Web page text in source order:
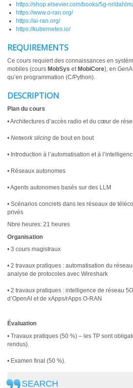
https://shop.elsevier.com/books/5g-nr/
https://www.o-ran.org/
https://ai-ran.org/
https://kubernetes.io/
REQUIREMENTS
Ce cours requiert des connaissances en
mobiles (cours MobSys et MobiCore), en
qu’en programmation (C/Python).
DESCRIPTION
Plan du cours
• Architectures d’accès radio et du cœur de
• Network slicing de bout en bout
• Introduction à l’automatisation et à
• Réseaux autonomes
• Agents autonomes basés sur des LLM
• Scénarios concrets dans les réseaux de
privés
Nbre heures: 21 heures
Organisation
• 3 cours magistraux
• 2 travaux pratiques : automatisation du
analyse de protocoles avec Wireshark
• 2 travaux pratiques : intelligence de réseau
d’OpenAI et de xApps/rApps O-RAN
Évaluation
• Travaux pratiques (50 %) – les TP sont
rendus).
• Examen final (50 %).
SEARCH